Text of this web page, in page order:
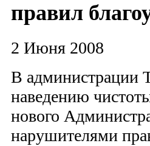
правил
2 Июня 2008
В администрации
наведению
нового
нарушителями